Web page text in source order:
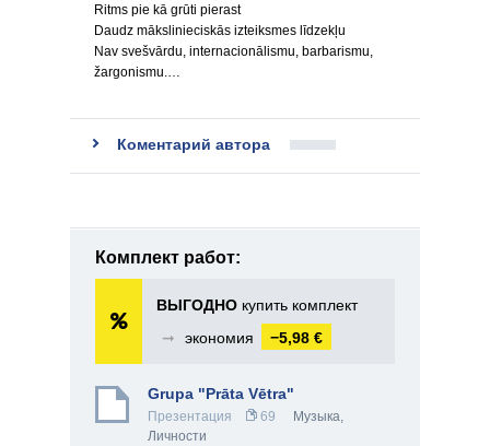
Ritms pie kā grūti pierast
Daudz mākslinieciskās izteiksmes līdzekļu
Nav svešvārdu, internacionālismu, barbarismu,
žargonismu.…
Коментарий автора
Комплект работ:
ВЫГОДНО купить комплект
➞
экономия −5,98 €
Grupa "Prāta Vētra"
Презентация 69 Музыка,
Личности